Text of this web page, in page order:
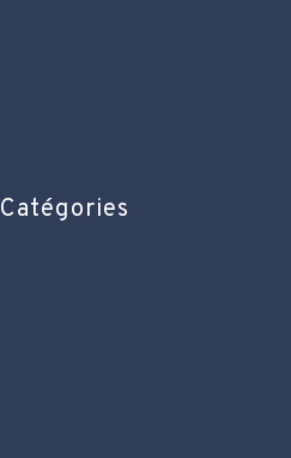
Catégories